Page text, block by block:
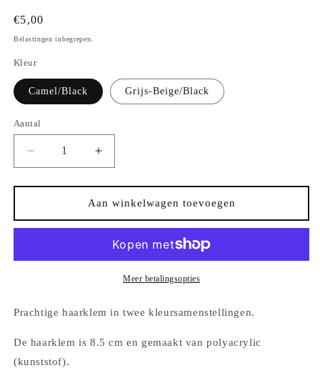
Normale
prijs
€5,00
Belastingen inbegrepen.
Kleur
Camel/Black Grijs-Beige/Black
Aantal
Aantal
Aantal
verlagen
voor
Recht
Cheetah
8.5
Aantal
verhogen
voor
Haarklem
Recht
Cheetah
Vibes
8.5
Aan winkelwagen toevoegen
Meer betalingsopties
Prachtige haarklem in twee kleursamenstellingen.
De haarklem is 8.5 cm en gemaakt van polyacrylic
(kunststof).